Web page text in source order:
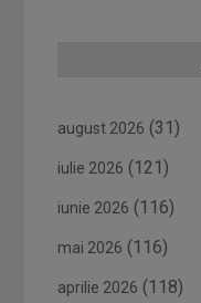
august 2026 (31)
iulie 2026 (121)
iunie 2026 (116)
mai 2026 (116)
aprilie 2026 (118)